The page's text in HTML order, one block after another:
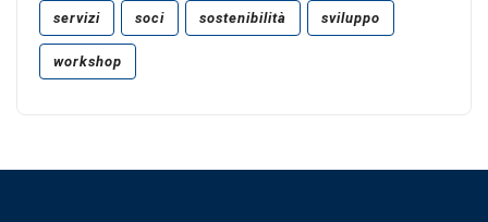
servizi soci sostenibilità sviluppo
workshop